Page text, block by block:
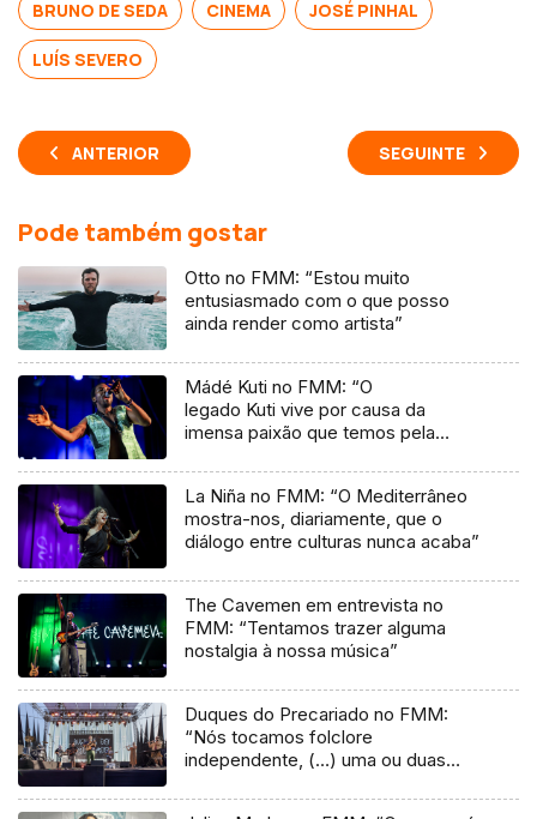
BRUNO DE SEDA CINEMA JOSÉ PINHAL
LUÍS SEVERO
ANTERIOR SEGUINTE
Pode também gostar
Otto no FMM: “Estou muito
entusiasmado com o que posso
ainda render como artista”
Mádé Kuti no FMM: “O
legado Kuti vive por causa da
imensa paixão que temos pela
La Niña no FMM: “O Mediterrâneo
mostra-nos, diariamente, que o
diálogo entre culturas nunca acaba”
The Cavemen em entrevista no
FMM: “Tentamos trazer alguma
nostalgia à nossa música”
Duques do Precariado no FMM:
“Nós tocamos folclore
independente, (…) uma ou duas